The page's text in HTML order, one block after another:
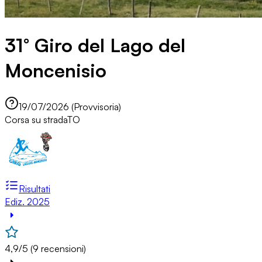
31° Giro del Lago del
Moncenisio
19/07/2026 (Provvisoria)
Corsa su stradaTO
Risultati
Ediz. 2025
4,9/5 (9 recensioni)